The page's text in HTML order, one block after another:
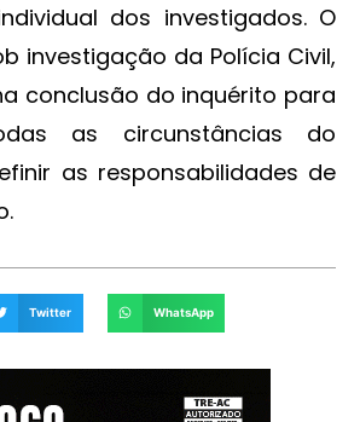
dos investigados. O
investigação da Polícia Civil,
conclusão do inquérito para
as circunstâncias do
as responsabilidades de
Twitter WhatsApp